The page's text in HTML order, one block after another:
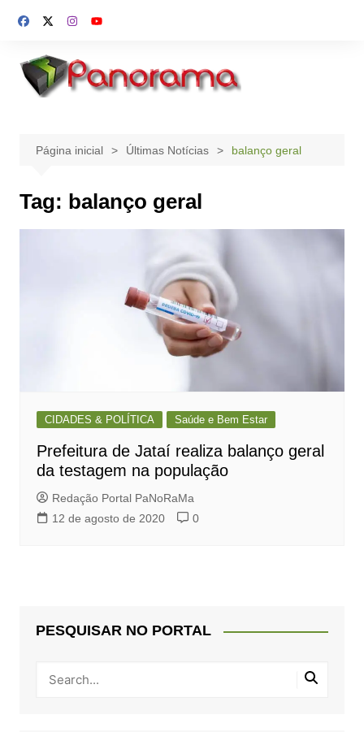
para
conteúdo
Página inicial Últimas Notícias balanço geral
Tag: balanço geral
CIDADES & POLÍTICA Saúde e Bem Estar
Prefeitura de Jataí realiza balanço geral
da testagem na população
Redação Portal PaNoRaMa
12 de agosto de 2020
0
PESQUISAR NO PORTAL